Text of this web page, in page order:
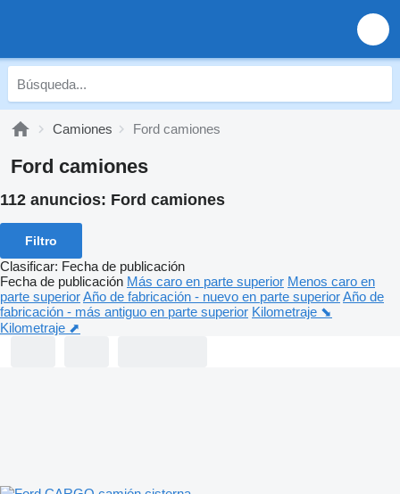
Camiones Ford camiones
Ford camiones
112 anuncios: Ford camiones
Filtro
Clasificar: Fecha de publicación
Fecha de publicación Más caro en parte superior Menos caro en
parte superiorAño de fabricación - nuevo en parte superiorAño de
fabricación - más antiguo en parte superior Kilometraje ⬊
Kilometraje ⬈